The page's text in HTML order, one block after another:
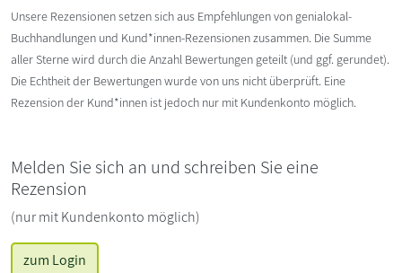
Unsere Rezensionen setzen sich aus Empfehlungen von genialokal-
Buchhandlungen und Kund*innen-Rezensionen zusammen. Die Summe
aller Sterne wird durch die Anzahl Bewertungen geteilt (und ggf. gerundet).
Die Echtheit der Bewertungen wurde von uns nicht überprüft. Eine
Rezension der Kund*innen ist jedoch nur mit Kundenkonto möglich.
Melden Sie sich an und schreiben Sie eine
Rezension
(nur mit Kundenkonto möglich)
zum Login